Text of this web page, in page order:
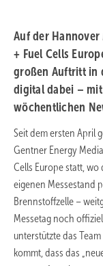
Auf der Hannover
+ Fuel Cells
großen Auftritt in
digital dabei – mit
wöchentlichen
Seit dem ersten April
Gentner Energy
Cells Europe statt, wo
eigenen Messestand
Brennstoffzelle –
Messetag noch
unterstützte das Team
kommt, dass das